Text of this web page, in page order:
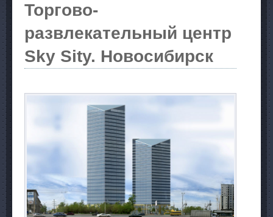
Торгово-
развлекательный центр
Sky Sity. Новосибирск